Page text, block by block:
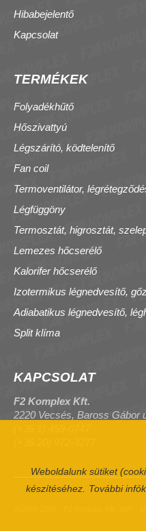
Weboldalunk sütiket
készítéséhez.
További
Hibabejelentő
Kapcsolat
TERMÉKEK
Folyadékhűtő
Hőszivattyú
Légszárító, ködtelenítő
Fan coil
Termoventilátor,
Légfüggöny
Termosztát, higrosztát,
Lemezes hőcserélő
Kalorifer hőcserélő
Izotermikus légnedvesítő,
Adiabatikus légnedvesítő,
Split klíma
KAPCSOLAT
F2 Komplex Kft.
2220 Vecsés, Baross Gábor